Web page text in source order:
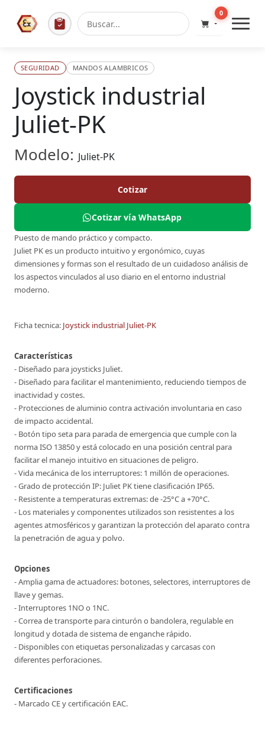
0
SEGURIDAD MANDOS ALAMBRICOS
Joystick industrial
Juliet-PK
Modelo: Juliet-PK
Cotizar
Cotizar vía WhatsApp
Puesto de mando práctico y compacto.
Juliet PK es un producto intuitivo y ergonómico, cuyas
dimensiones y formas son el resultado de un cuidadoso análisis de
los aspectos vinculados al uso diario en el entorno industrial
moderno.
Ficha tecnica: Joystick industrial Juliet-PK
Características
- Diseñado para joysticks Juliet.
- Diseñado para facilitar el mantenimiento, reduciendo tiempos de
inactividad y costes.
- Protecciones de aluminio contra activación involuntaria en caso
de impacto accidental.
- Botón tipo seta para parada de emergencia que cumple con la
norma ISO 13850 y está colocado en una posición central para
facilitar el manejo intuitivo en situaciones de peligro.
- Vida mecánica de los interruptores: 1 millón de operaciones.
- Grado de protección IP: Juliet PK tiene clasificación IP65.
- Resistente a temperaturas extremas: de -25°C a +70°C.
- Los materiales y componentes utilizados son resistentes a los
agentes atmosféricos y garantizan la protección del aparato contra
la penetración de agua y polvo.
Opciones
- Amplia gama de actuadores: botones, selectores, interruptores de
llave y gemas.
- Interruptores 1NO o 1NC.
- Correa de transporte para cinturón o bandolera, regulable en
longitud y dotada de sistema de enganche rápido.
- Disponibles con etiquetas personalizadas y carcasas con
diferentes perforaciones.
Certificaciones
- Marcado CE y certificación EAC.